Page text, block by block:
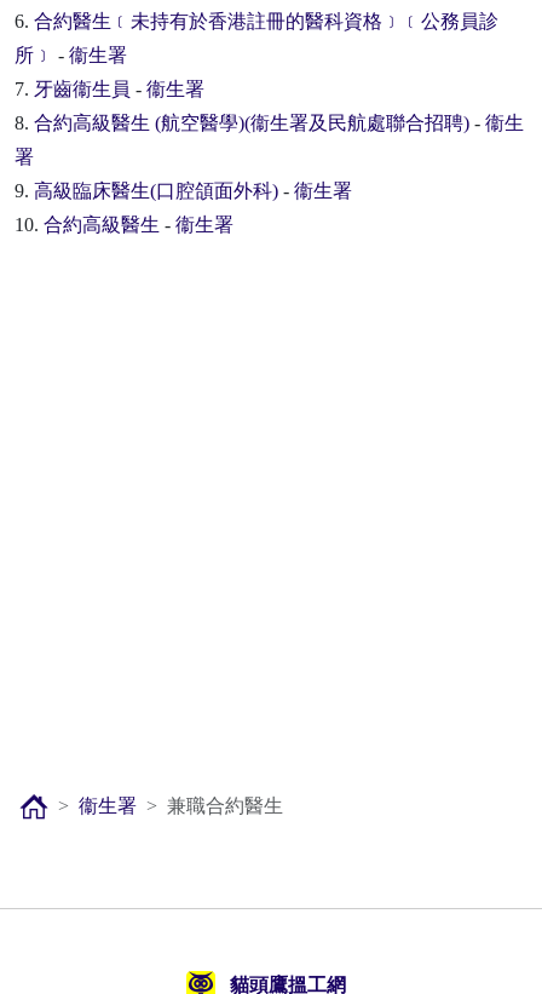
6. 合約醫生﹝未持有於香港註冊的醫科資格﹞﹝公務員診
所﹞
- 衞生署
7. 牙齒衞生員 - 衞生署
8. 合約高級醫生 (航空醫學)(衞生署及民航處聯合招聘) - 衞生
署
9. 高級臨床醫生(口腔頜面外科) - 衞生署
10. 合約高級醫生 - 衞生署
衞生署 兼職合約醫生
貓頭鷹搵工網